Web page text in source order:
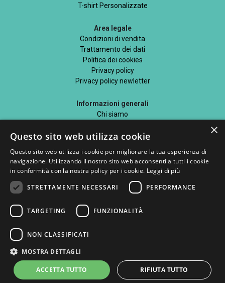
T-shirt Personalizzate
Area legale
Condizioni di vendita
Trattamento dei dati
Politica dei cookies
Privacy policy
Privacy policy newletter
Informazioni generali
Chi siamo
Blog
Metodi di pagamento accettati
×
Questo sito web utilizza cookie
Questo sito web utilizza i cookie per migliorare la tua esperienza di
navigazione. Utilizzando il nostro sito web acconsenti a tutti i cookie
in conformità con la nostra policy per i cookie. Leggi di più
STRETTAMENTE NECESSARI
PERFORMANCE
TARGETING FUNZIONALITÀ
NON CLASSIFICATI
MOSTRA DETTAGLI
ACCETTA TUTTO RIFIUTA TUTTO